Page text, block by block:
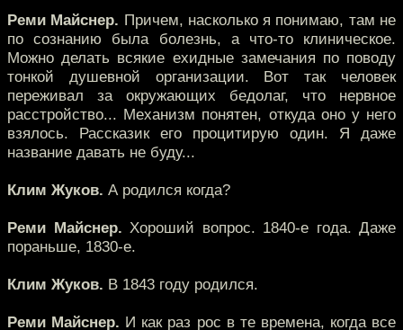
Реми Майснер. Причем, насколько я понимаю, там не
по сознанию была болезнь, а что-то клиническое.
Можно делать всякие ехидные замечания по поводу
тонкой душевной организации. Вот так человек
переживал за окружающих бедолаг, что нервное
расстройство... Механизм понятен, откуда оно у него
взялось. Рассказик его процитирую один. Я даже
название давать не буду...
Клим Жуков. А родился когда?
Реми Майснер. Хороший вопрос. 1840-е года. Даже
пораньше, 1830-е.
Клим Жуков. В 1843 году родился.
Реми Майснер. И как раз рос в те времена, когда все